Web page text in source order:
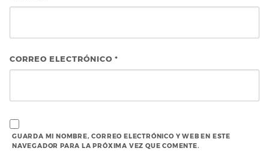
CORREO ELECTRÓNICO *
GUARDA MI NOMBRE, CORREO ELECTRÓNICO Y WEB EN ESTE
NAVEGADOR PARA LA PRÓXIMA VEZ QUE COMENTE.